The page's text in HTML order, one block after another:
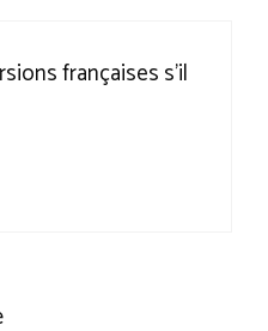
françaises s’il